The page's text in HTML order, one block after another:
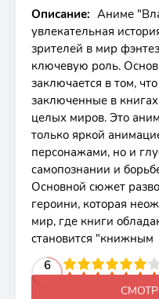
Описание: Аниме
увлекательная
зрителей в мир
ключевую роль.
заключается в том,
заключенные в
целых миров. Это
только яркой
персонажами, но и
самопознании и
Основной сюжет
героини, которая
мир, где книги
становится "книжным
6
4 5 6 7 8 9 10